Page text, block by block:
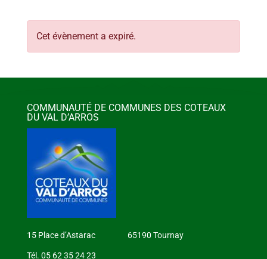
Cet évènement a expiré.
COMMUNAUTÉ DE COMMUNES DES COTEAUX
DU VAL D’ARROS
15 Place d’Astarac 65190 Tournay
Tél. 05 62 35 24 23